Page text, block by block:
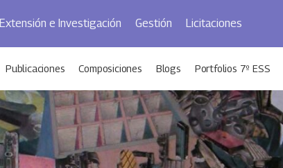
Extensión e Investigación Gestión Licitaciones
Publicaciones Composiciones Blogs Portfolios 7º ESS